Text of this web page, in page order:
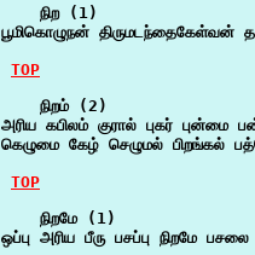
    நிற (1)
பூமிகொழுநன்
TOP
    நிறம் (2)
அரிய கபிலம் குரால் புகர்
கெழுமை கேழ் செழுமல் பிறங்கல்
TOP
    நிறமே (1)
ஒப்பு அரிய பீரு பசப்பு நிறமே